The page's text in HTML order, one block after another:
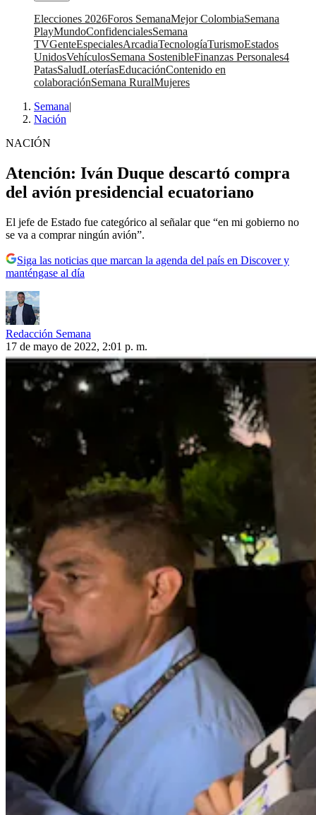
Elecciones 2026Foros SemanaMejor ColombiaSemana
PlayMundoConfidencialesSemana
TVGenteEspecialesArcadiaTecnologíaTurismoEstados
UnidosVehículosSemana SostenibleFinanzas Personales4
PatasSaludLoteríasEducaciónContenido en
colaboraciónSemana RuralMujeres
Semana|
Nación
NACIÓN
Atención: Iván Duque descartó compra
del avión presidencial ecuatoriano
El jefe de Estado fue categórico al señalar que “en mi gobierno no
se va a comprar ningún avión”.
Siga las noticias que marcan la agenda del país en Discover y
manténgase al día
Redacción Semana
17 de mayo de 2022, 2:01 p. m.